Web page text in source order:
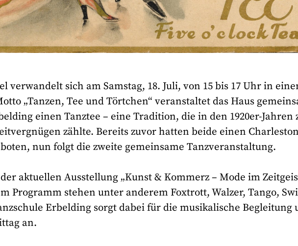
verwandelt sich am Samstag, 18. Juli, von 15 bis 17 Uhr in
„Tanzen, Tee und Törtchen“ veranstaltet das Haus
einen Tanztee – eine Tradition, die in den 1920er-Jahren
zählte. Bereits zuvor hatten beide einen
nun folgt die zweite gemeinsame Tanzveranstaltung.
aktuellen Ausstellung „Kunst & Kommerz – Mode im
Programm stehen unter anderem Foxtrott, Walzer, Tango,
Erbelding sorgt dabei für die musikalische Begleitung
an.